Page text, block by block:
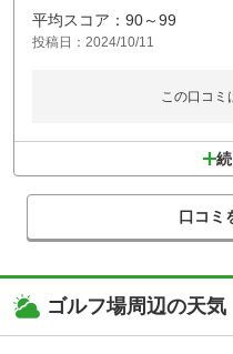
平均スコア：90～99
投稿日：2024/10/11
この口コミ
口コミ
ゴルフ場周辺の天気